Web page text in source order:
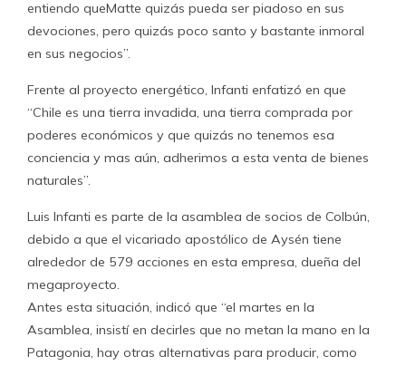
entiendo queMatte quizás pueda ser piadoso en sus
devociones, pero quizás poco santo y bastante inmoral
en sus negocios”.
Frente al proyecto energético, Infanti enfatizó en que
“Chile es una tierra invadida, una tierra comprada por
poderes económicos y que quizás no tenemos esa
conciencia y mas aún, adherimos a esta venta de bienes
naturales”.
Luis Infanti es parte de la asamblea de socios de Colbún,
debido a que el vicariado apostólico de Aysén tiene
alrededor de 579 acciones en esta empresa, dueña del
megaproyecto.
Antes esta situación, indicó que “el martes en la
Asamblea, insistí en decirles que no metan la mano en la
Patagonia, hay otras alternativas para producir, como